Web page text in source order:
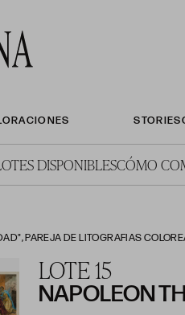
STORIES
DISPONIBLESCÓMO
PAREJA DE LITOGRAFIAS
LOTE 15
NAPOLEON